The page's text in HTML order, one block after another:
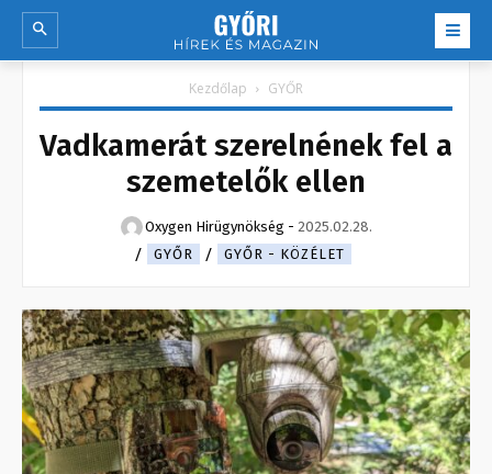
Kezdőlap GYŐR
Vadkamerát szerelnének fel a
szemetelők ellen
Oxygen Hirügynökség - 2025.02.28.
GYŐR
GYŐR - KÖZÉLET